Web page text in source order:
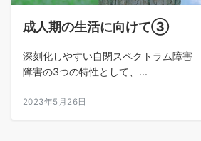
成人期の生活に向けて③
深刻化しやすい自閉スペクトラム障
障害の3つの特性として、...
2023年5月26日